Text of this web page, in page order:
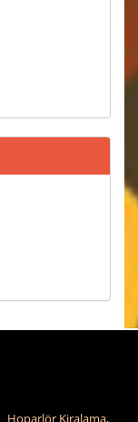
Hoparlör Kiralama,